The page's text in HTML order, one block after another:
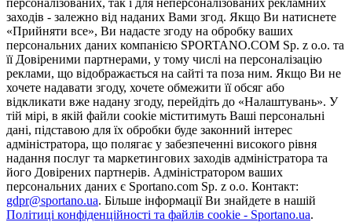
персоналізованих, так і для неперсоналізованих рекламних
заходів - залежно від наданих Вами згод. Якщо Ви натиснете
«Прийняти все», Ви надасте згоду на обробку ваших
персональних даних компанією SPORTANO.COM Sp. z o.o. та
її Довіреними партнерами, у тому числі на персоналізацію
реклами, що відображається на сайті та поза ним. Якщо Ви не
хочете надавати згоду, хочете обмежити її обсяг або
відкликати вже надану згоду, перейдіть до «Налаштувань». У
тій мірі, в якій файли cookie міститимуть Ваші персональні
дані, підставою для їх обробки буде законний інтерес
адміністратора, що полягає у забезпеченні високого рівня
надання послуг та маркетингових заходів адміністратора та
його Довірених партнерів. Адміністратором ваших
персональних даних є Sportano.com Sp. z o.o. Контакт:
gdpr@sportano.ua. Більше інформації Ви знайдете в нашій
Політиці конфіденційності та файлів cookie - Sportano.ua.